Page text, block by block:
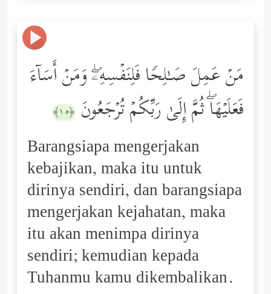
مَنۡ عَمِلَ صَـٰلِحࣰا فَلِنَفۡسِهِۦۖ وَمَنۡ أَسَاۤءَ
فَعَلَیۡهَاۖ ثُمَّ إِلَىٰ رَبِّكُمۡ تُرۡجَعُونَ ﴿١٥﴾
Barangsiapa mengerjakan
kebajikan, maka itu untuk
dirinya sendiri, dan barangsiapa
mengerjakan kejahatan, maka
itu akan menimpa dirinya
sendiri; kemudian kepada
Tuhanmu kamu dikembalikan.